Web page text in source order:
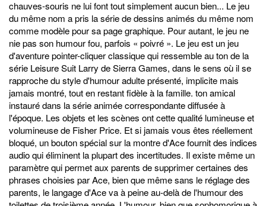
chauves-souris ne lui font tout simplement aucun bien... Le jeu
du même nom a pris la série de dessins animés du même nom
comme modèle pour sa page graphique. Pour autant, le jeu ne
nie pas son humour fou, parfois « poivré ». Le jeu est un jeu
d'aventure pointer-cliquer classique qui ressemble au ton de la
série Leisure Suit Larry de Sierra Games, dans le sens où il se
rapproche du style d'humour adulte présenté, implicite mais
jamais montré, tout en restant fidèle à la famille. ton amical
instauré dans la série animée correspondante diffusée à
l'époque. Les objets et les scènes ont cette qualité lumineuse et
volumineuse de Fisher Price. Et si jamais vous êtes réellement
bloqué, un bouton spécial sur la montre d'Ace fournit des indices
audio qui éliminent la plupart des incertitudes. Il existe même un
paramètre qui permet aux parents de supprimer certaines des
phrases choisies par Ace, bien que même sans le réglage des
parents, le langage d'Ace va à peine au-delà de l'humour des